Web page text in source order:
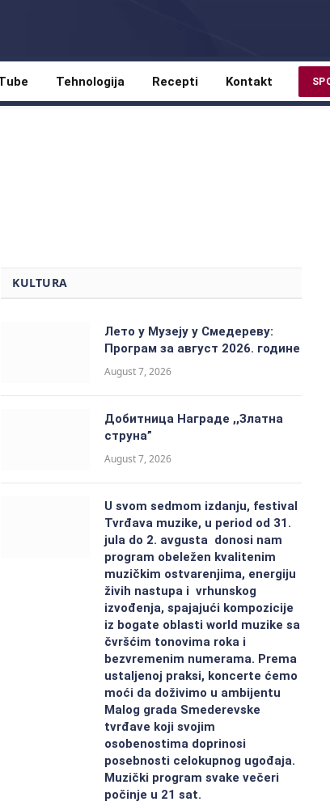
Tehnologija Recepti Kontakt
KULTURA
Лето у Музеју у Смедереву:
Програм за август 2026. године
August 7, 2026
Добитницa Награде ,,Златна
струна”
August 7, 2026
U svom sedmom izdanju, festival
Tvrđava muzike, u period od 31.
jula do 2. avgusta donosi nam
program obeležen kvalitenim
muzičkim ostvarenjima, energiju
živih nastupa i vrhunskog
izvođenja, spajajući kompozicije
iz bogate oblasti world muzike sa
čvršćim tonovima roka i
bezvremenim numerama. Prema
ustaljenoj praksi, koncerte ćemo
moći da doživimo u ambijentu
Malog grada Smederevske
tvrđave koji svojim
osobenostima doprinosi
posebnosti celokupnog ugođaja.
Muzički program svake večeri
počinje u 21 sat.